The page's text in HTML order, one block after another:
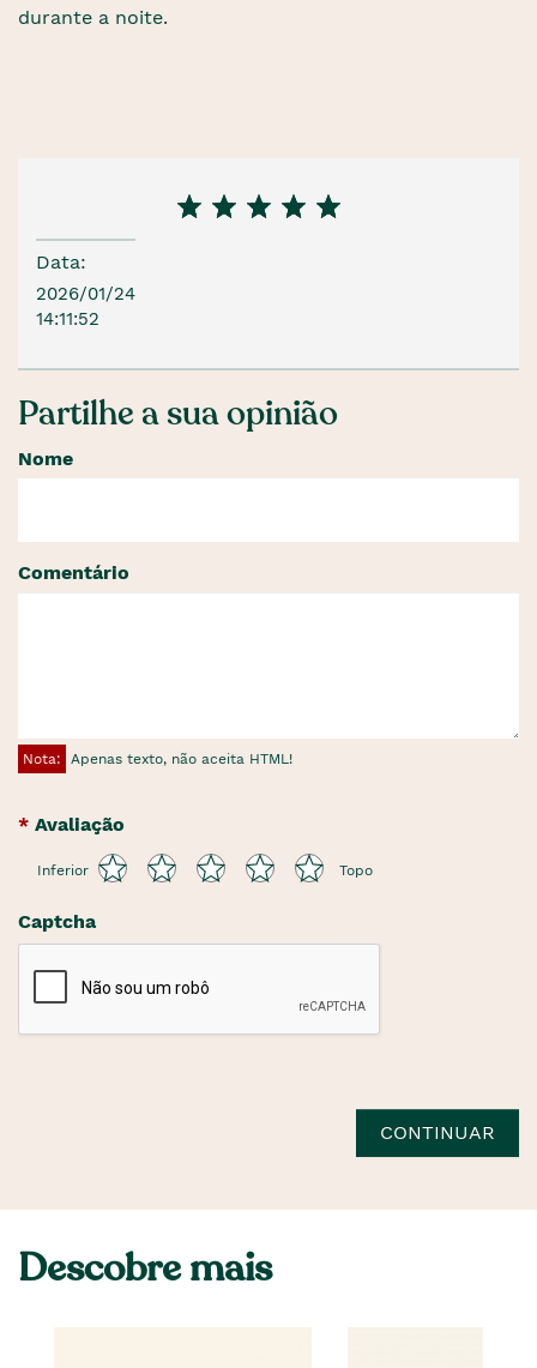
durante a noite.
Data:
2026/01/24
14:11:52
Partilhe a sua opinião
Nome
Comentário
Nota: Apenas texto, não aceita HTML!
Avaliação
Inferior Topo
Captcha
CONTINUAR
Descobre mais